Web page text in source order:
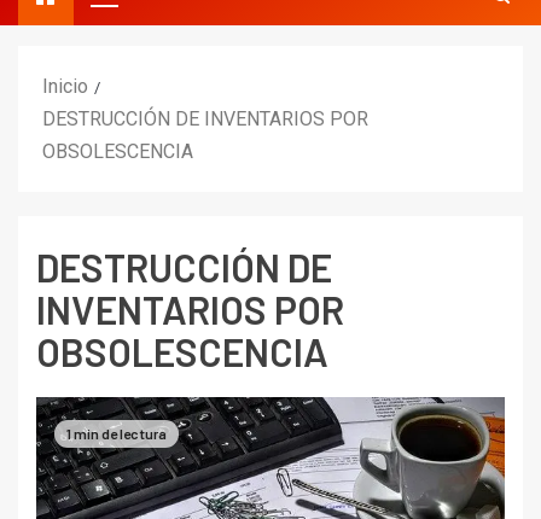
Inicio
DESTRUCCIÓN DE INVENTARIOS POR
OBSOLESCENCIA
DESTRUCCIÓN DE
INVENTARIOS POR
OBSOLESCENCIA
1 min de lectura